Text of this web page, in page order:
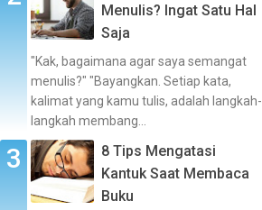
Menulis? Ingat Satu Hal
Saja
"Kak, bagaimana agar saya semangat
menulis?" "Bayangkan. Setiap kata,
kalimat yang kamu tulis, adalah langkah-
langkah membang...
8 Tips Mengatasi
Kantuk Saat Membaca
Buku